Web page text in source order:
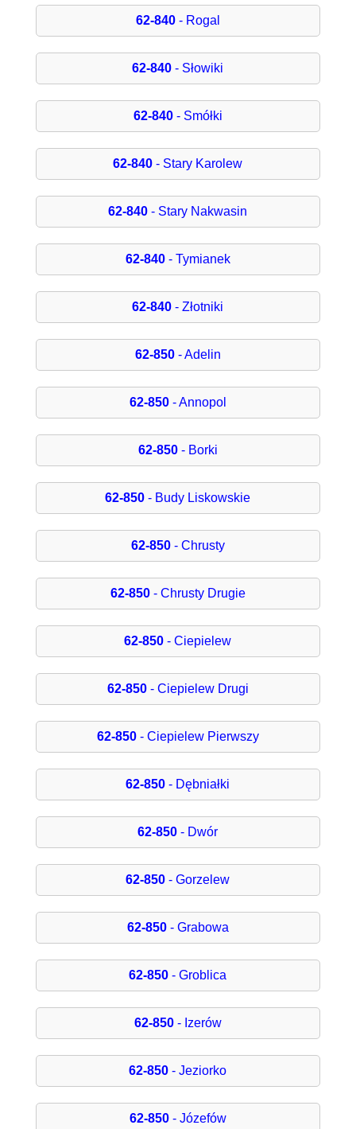
62-840- Rogal
62-840 - Słowiki
62-840- Smółki
62-840 - Stary Karolew
62-840 - Stary Nakwasin
62-840- Tymianek
62-840 - Złotniki
62-850- Adelin
62-850- Annopol
62-850- Borki
62-850 - Budy Liskowskie
62-850- Chrusty
62-850- Chrusty Drugie
62-850 - Ciepielew
62-850- Ciepielew Drugi
62-850- Ciepielew Pierwszy
62-850 - Dębniałki
62-850 - Dwór
62-850 - Gorzelew
62-850- Grabowa
62-850 - Groblica
62-850- Izerów
62-850 - Jeziorko
62-850- Józefów